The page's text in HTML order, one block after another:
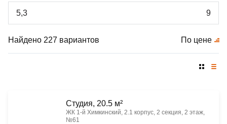
Найдено 227 вариантов По цене
Cтудия, 20.5 м²
ЖК 1‑й Химкинский, 2.1 корпус, 2 секция, 2 этаж,
№61